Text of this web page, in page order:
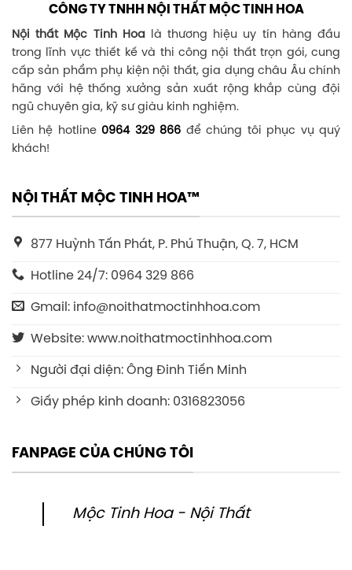
CÔNG TY TNHH NỘI THẤT MỘC TINH HOA
Nội thất Mộc Tinh Hoalà thương hiệu uy tín hàng đầu
trong lĩnh vực thiết kế và thi công nội thất trọn gói, cung
cấp sản phẩm phụ kiện nội thất, gia dụng châu Âu chính
hãng với hệ thống xưởng sản xuất rộng khắp cùng đội
ngũ chuyên gia, kỹ sư giàu kinh nghiệm.
Liên hệ hotline 0964 329 866 để chúng tôi phục vụ quý
khách!
NỘI THẤT MỘC TINH HOA™
877 Huỳnh Tấn Phát, P. Phú Thuận, Q. 7, HCM
Hotline 24/7: 0964 329 866
Gmail: info@noithatmoctinhhoa.com
Website: www.noithatmoctinhhoa.com
Người đại diện: Ông Đinh Tiến Minh
Giấy phép kinh doanh: 0316823056
FANPAGE CỦA CHÚNG TÔI
Mộc Tinh Hoa - Nội Thất